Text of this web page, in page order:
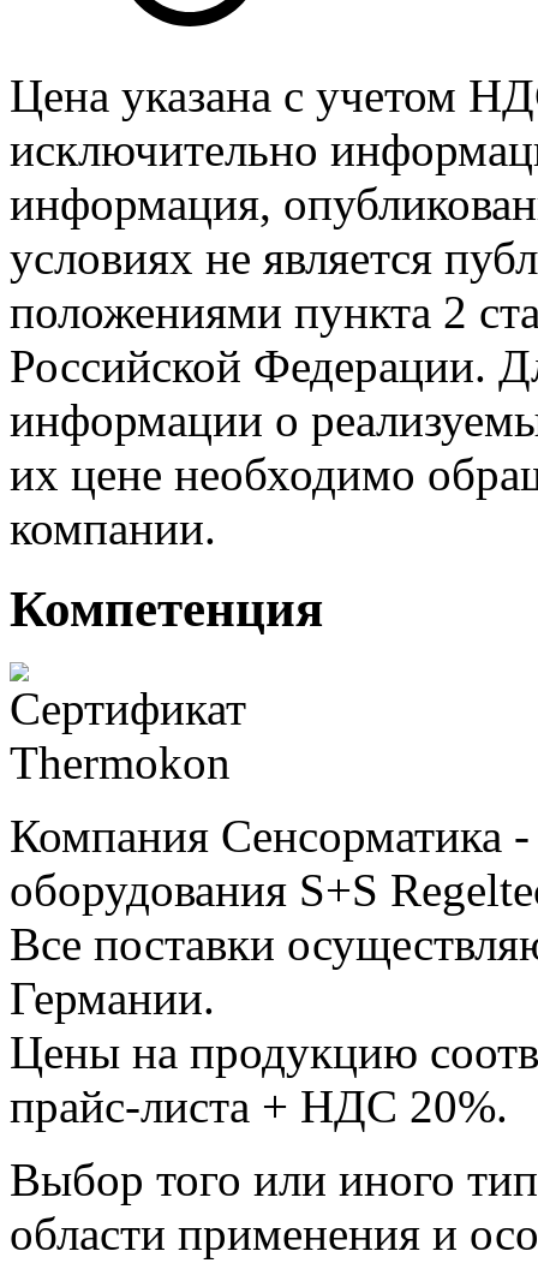
Цена указана с учетом
исключительно
информация,
условиях не является
положениями пункта 2
Российской Федерации.
информации о
их цене необходимо
компании.
Компетенция
Компания Сенсорматика
оборудования S+S
Все поставки
Германии.
Цены на продукцию
прайс-листа + НДС 20%.
Выбор того или иного
области применения и